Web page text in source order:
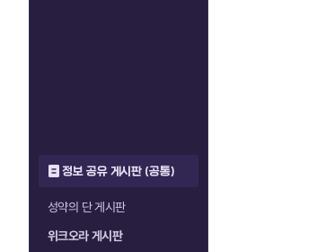
정보 공유 게시판 (공통)
성약의 단 게시판
위크오라 게시판